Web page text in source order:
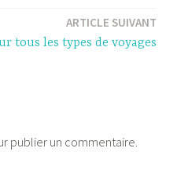
ARTICLE SUIVANT
tous les types de voyages
publier un commentaire.